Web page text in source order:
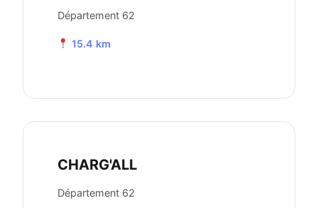
Département 62
15.4 km
CHARG'ALL
Département 62